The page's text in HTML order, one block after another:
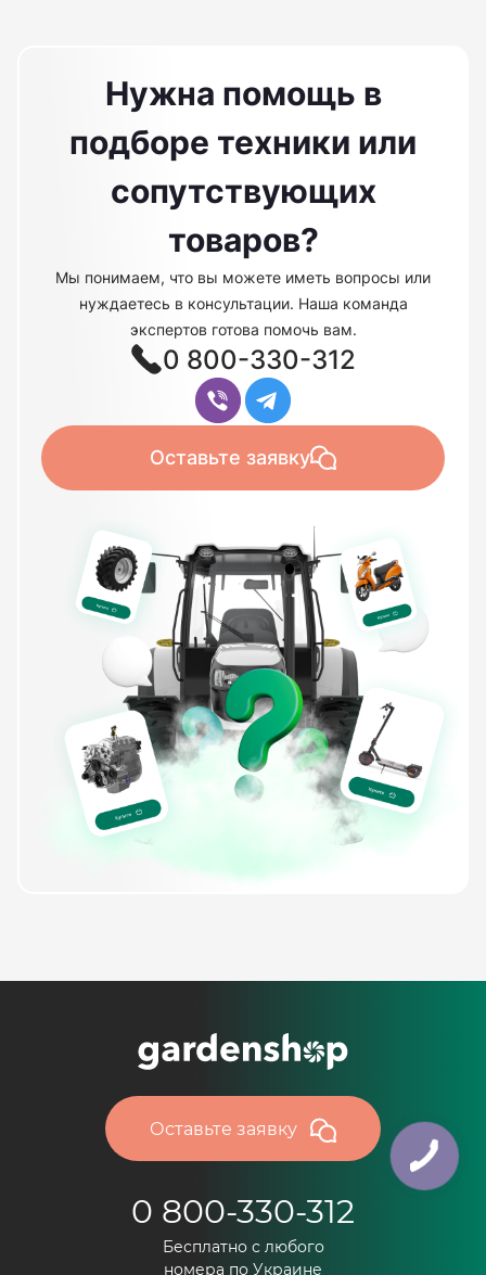
Нужна помощь в
подборе техники или
сопутствующих
товаров?
Мы понимаем, что вы можете иметь вопросы или
нуждаетесь в консультации. Наша команда
экспертов готова помочь вам.
0 800-330-312
Оставьте заявку
Оставьте заявку
0 800-330-312
Бесплатно с любого
номера по Украине